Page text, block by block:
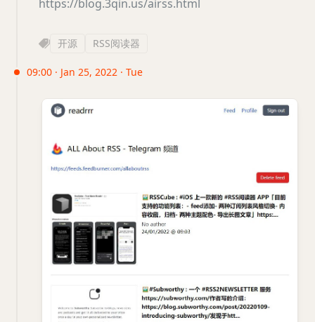
https://blog.3qin.us/airss.html
开源 RSS阅读器
09:00 · Jan 25, 2022 · Tue